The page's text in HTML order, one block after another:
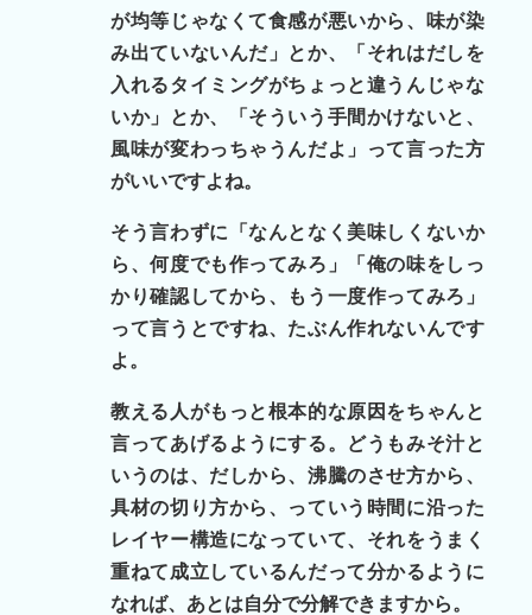
が均等じゃなくて食感が悪いから、味が染
み出ていないんだ」とか、「それはだしを
入れるタイミングがちょっと違うんじゃな
いか」とか、「そういう手間かけないと、
風味が変わっちゃうんだよ」って言った方
がいいですよね。
そう言わずに「なんとなく美味しくないか
ら、何度でも作ってみろ」「俺の味をしっ
かり確認してから、もう一度作ってみろ」
って言うとですね、たぶん作れないんです
よ。
教える人がもっと根本的な原因をちゃんと
言ってあげるようにする。どうもみそ汁と
いうのは、だしから、沸騰のさせ方から、
具材の切り方から、っていう時間に沿った
レイヤー構造になっていて、それをうまく
重ねて成立しているんだって分かるように
なれば、あとは自分で分解できますから。